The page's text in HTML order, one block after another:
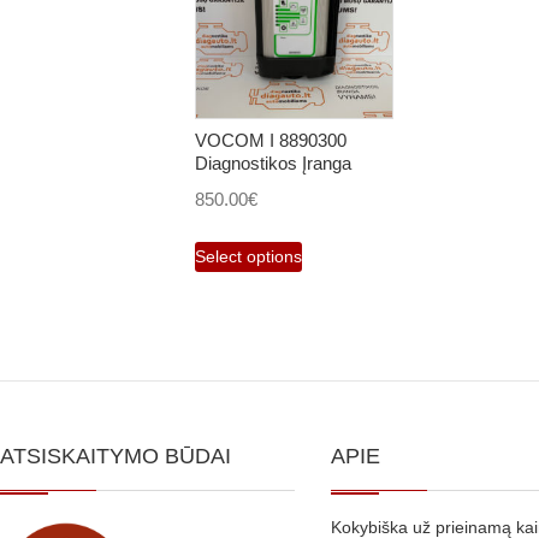
VOCOM I 8890300
Diagnostikos Įranga
850.00€
Select options
ATSISKAITYMO BŪDAI APIE
Kokybiška už prieinamą